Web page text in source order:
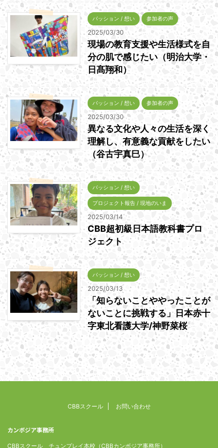
パッション / 想い 参加者の声
2025/03/30
現場の教育支援や生活様式を自
分の肌で感じたい（明治大学・
日髙翔和）
パッション / 想い 参加者の声
2025/03/30
異なる文化や人々の生活を深く
理解し、有意義な貢献をしたい
（谷古宇真巳）
パッション / 想い
プロジェクト報告 / 現地のいま
2025/03/14
CBB超初級日本語教科書プロ
ジェクト
パッション / 想い
2025/03/13
「知らないことややったことが
ないことに挑戦する」日本赤十
字東北看護大学/神野菜桜
CBBスクール お問い合わせ
カンボジア事務所
CBBスクール チュンプレイ本校（CBBカンボジア事務所）